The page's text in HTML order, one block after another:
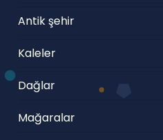
Antik şehir
Kaleler
Dağlar
Mağaralar